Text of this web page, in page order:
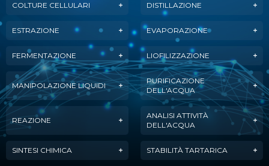
COLTURE CELLULARI DISTILLAZIONE
ESTRAZIONE EVAPORAZIONE
FERMENTAZIONE LIOFILIZZAZIONE
MANIPOLAZIONE LIQUIDI
PURIFICAZIONE
DELL'ACQUA
REAZIONE
ANALISI ATTIVITÀ
DELL'ACQUA
SINTESI CHIMICA STABILITÀ TARTARICA